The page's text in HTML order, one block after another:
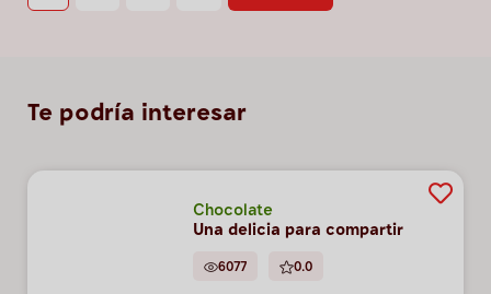
Te podría interesar
Chocolate
Una delicia para compartir
6077 0.0